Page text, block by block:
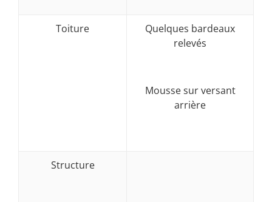
Toiture
Quelques bardeaux
relevés
Mousse sur versant
arrière
Structure